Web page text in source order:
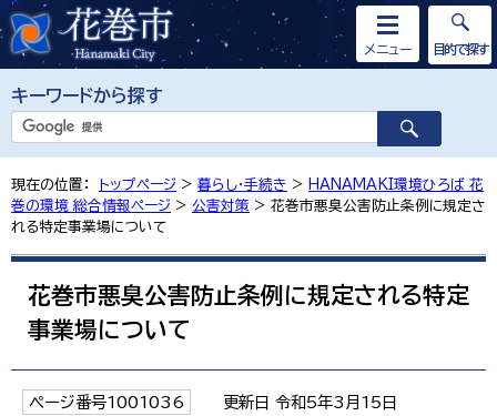
キーワードから探す
メニュー 目的で探す
現在の位置： トップページ > 暮らし・手続き > HANAMAKI環境ひろば 花
巻の環境 総合情報ページ > 公害対策 > 花巻市悪臭公害防止条例に規定さ
れる特定事業場について
花巻市悪臭公害防止条例に規定される特定
事業場について
ページ番号1001036 更新日 令和5年3月15日